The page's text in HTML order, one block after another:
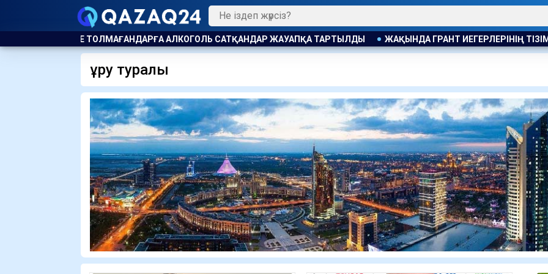
САТҚАНДАР ЖАУАПҚА ТАРТЫЛДЫ ЖАҚЫНДА ГРАНТ ИЕГЕРЛЕРІНІҢ ТІЗІМІ ЖАРИЯЛАНАДЫ АЛМАТЫ ПОЛИЦИЯСЫ
құру туралы